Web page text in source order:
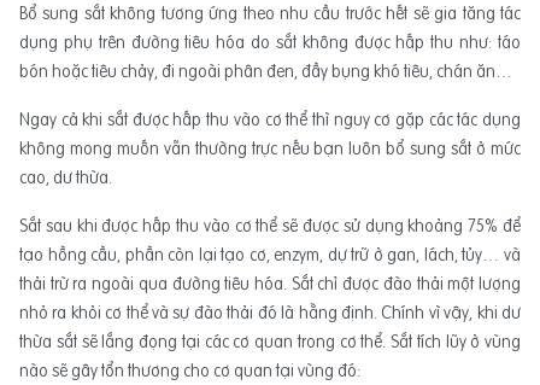
Bổ sung sắt không tương ứng theo nhu cầu trước hết sẽ gia tăng tác
dụng phụ trên đường tiêu hóa do sắt không được hấp thu như: táo
bón hoặc tiêu chảy, đi ngoài phân đen, đầy bụng khó tiêu, chán ăn…
Ngay cả khi sắt được hấp thu vào cơ thể thì nguy cơ gặp các tác dụng
không mong muốn vẫn thường trực nếu bạn luôn bổ sung sắt ở mức
cao, dư thừa.
Sắt sau khi được hấp thu vào cơ thể sẽ được sử dụng khoảng 75% để
tạo hồng cầu, phần còn lại tạo cơ, enzym, dự trữ ở gan, lách, tủy… và
thải trừ ra ngoài qua đường tiêu hóa. Sắt chỉ được đào thải một lượng
nhỏ ra khỏi cơ thể và sự đào thải đó là hằng định. Chính vì vậy, khi dư
thừa sắt sẽ lắng đọng tại các cơ quan trong cơ thể. Sắt tích lũy ở vùng
nào sẽ gây tổn thương cho cơ quan tại vùng đó: